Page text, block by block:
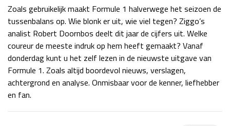
Kwalificatie
za 19:00 - 20:00
Race
zo 17:00 - 19:00
Zoals gebruikelijk maakt Formule 1 halverwege het seizoen de
tussenbalans op. Wie blonk er uit, wie viel tegen? Ziggo’s
analist Robert Doornbos deelt dit jaar de cijfers uit. Welke
coureur de meeste indruk op hem heeft gemaakt? Vanaf
donderdag kunt u het zelf lezen in de nieuwste uitgave van
Formule 1. Zoals altijd boordevol nieuws, verslagen,
achtergrond en analyse. Onmisbaar voor de kenner, liefhebber
en fan.